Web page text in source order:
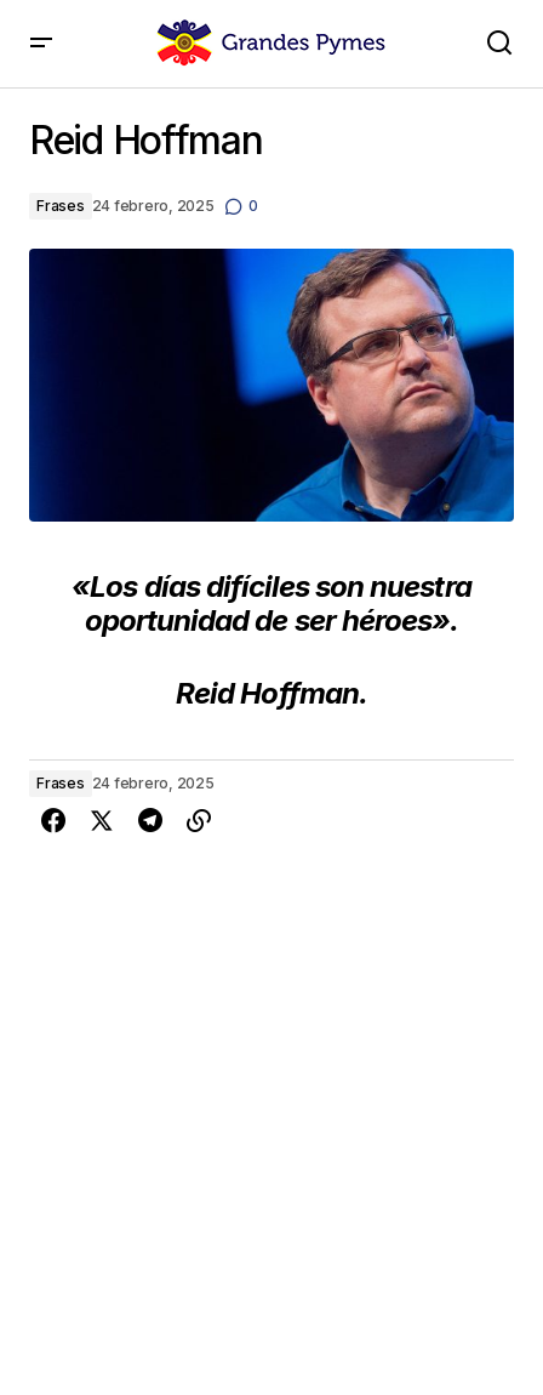
Reid Hoffman
Frases 24 febrero, 2025 0
«Los días difíciles son nuestra
oportunidad de ser héroes».
Reid Hoffman.
Frases 24 febrero, 2025